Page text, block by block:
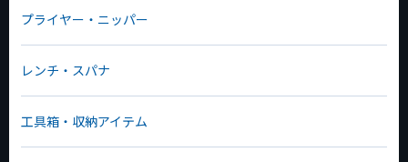
プライヤー・ニッパー
レンチ・スパナ
工具箱・収納アイテム